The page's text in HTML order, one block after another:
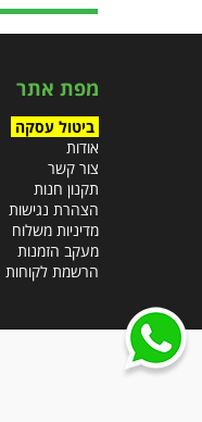
מפת אתר
ביטול עסקה
אודות
צור קשר
תקנון חנות
הצהרת נגישות
מדיניות משלוח
מעקב הזמנות
הרשמת לקוחות